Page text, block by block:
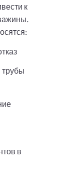
к
трубы
в